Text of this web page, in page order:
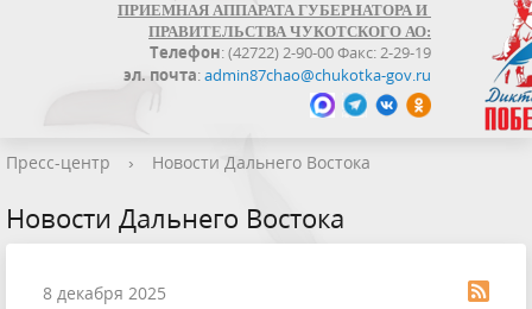
ПРИЕМНАЯ АППАРАТА ГУБЕРНАТОРА И
ПРАВИТЕЛЬСТВА ЧУКОТСКОГО АО:
Телефон: (42722) 2-90-00 Факс: 2-29-19
эл. почта:admin87chao@chukotka-gov.ru
Пресс-центр › Новости Дальнего Востока
Новости Дальнего Востока
8 декабря 2025